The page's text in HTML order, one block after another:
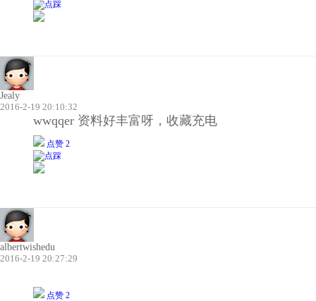
Jealy
2016-2-19 20:10:32
wwqqer 资料好丰富呀，收藏充电
点赞 2
albertwishedu
2016-2-19 20:27:29
点赞 2